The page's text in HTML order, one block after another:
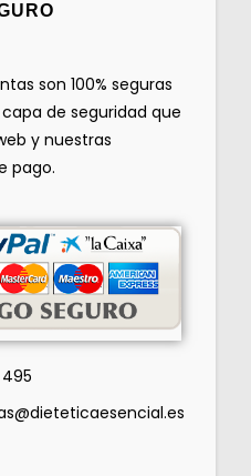
son 100% seguras
de seguridad que
y nuestras
pago.
495